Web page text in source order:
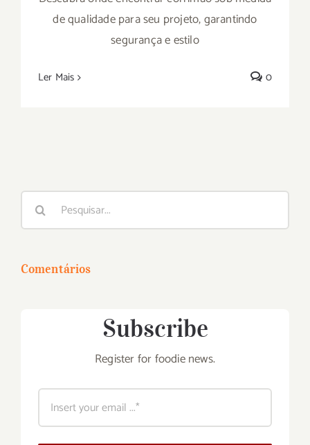
de qualidade para seu projeto, garantindo
segurança e estilo
Ler Mais 0
Buscar
resultados
Comentários
Subscribe
Register for foodie news.